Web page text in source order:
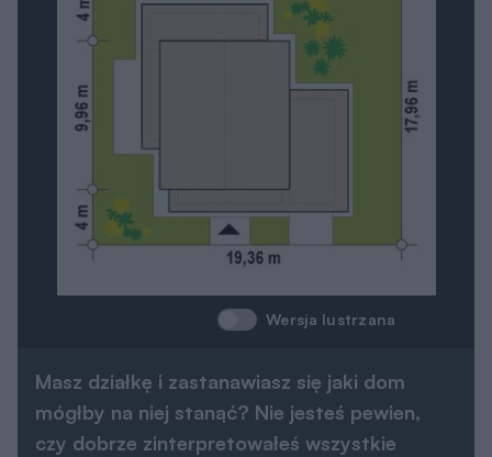
Wersja lustrzana
Masz działkę i zastanawiasz się jaki dom
mógłby na niej stanąć? Nie jesteś pewien,
czy dobrze zinterpretowałeś wszystkie